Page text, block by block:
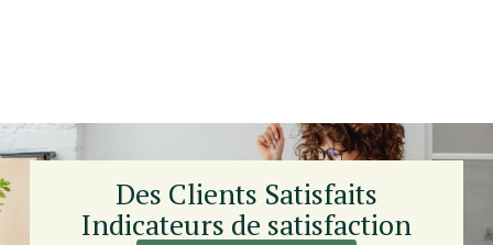
Des Clients Satisfaits
Indicateurs de satisfaction